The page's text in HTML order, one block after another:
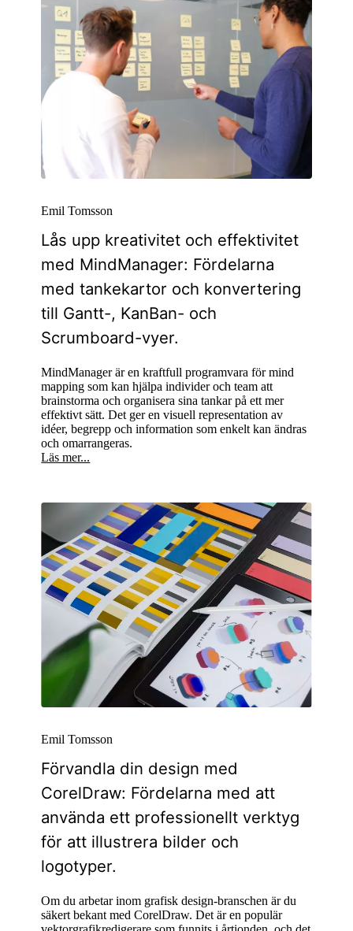
Emil Tomsson
Lås upp kreativitet och effektivitet
med MindManager: Fördelarna
med tankekartor och konvertering
till Gantt-, KanBan- och
Scrumboard-vyer.
MindManager är en kraftfull programvara för mind
mapping som kan hjälpa individer och team att
brainstorma och organisera sina tankar på ett mer
effektivt sätt. Det ger en visuell representation av
idéer, begrepp och information som enkelt kan ändras
och omarrangeras.
Läs mer...
Emil Tomsson
Förvandla din design med
CorelDraw: Fördelarna med att
använda ett professionellt verktyg
för att illustrera bilder och
logotyper.
Om du arbetar inom grafisk design-branschen är du
säkert bekant med CorelDraw. Det är en populär